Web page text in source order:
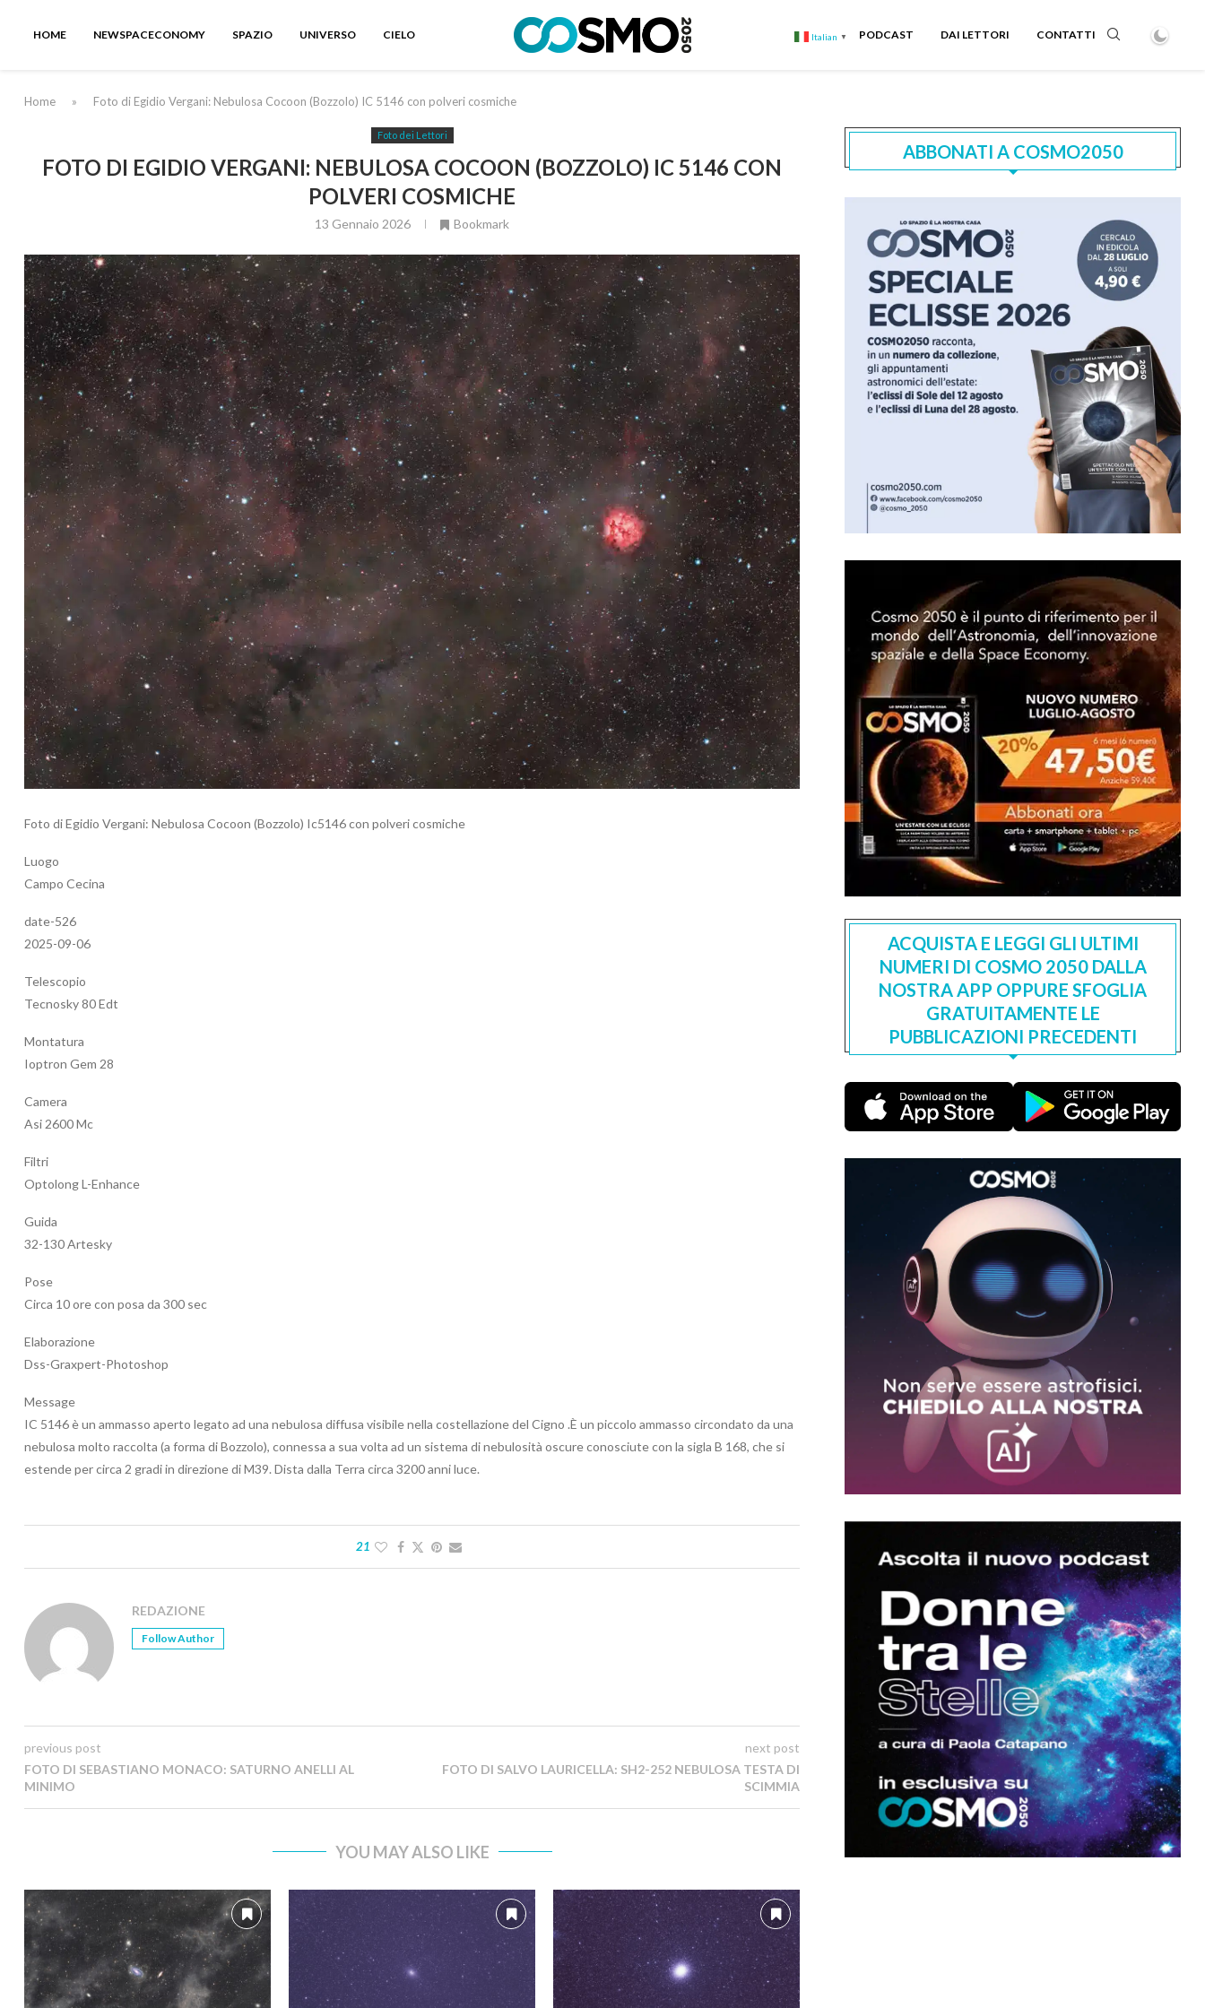
HOME NEWSPACECONOMY SPAZIO UNIVERSO CIELO Italian ▼ PODCAST DAI LETTORI CONTATTI
Home » Foto di Egidio Vergani: Nebulosa Cocoon (Bozzolo) IC 5146 con polveri cosmiche
Foto dei Lettori
FOTO DI EGIDIO VERGANI: NEBULOSA COCOON (BOZZOLO) IC 5146 CON
POLVERI COSMICHE
13 Gennaio 2026 Bookmark
Foto di Egidio Vergani: Nebulosa Cocoon (Bozzolo) Ic5146 con polveri cosmiche
Luogo
Campo Cecina
date-526
2025-09-06
Telescopio
Tecnosky 80 Edt
Montatura
Ioptron Gem 28
Camera
Asi 2600 Mc
Filtri
Optolong L-Enhance
Guida
32-130 Artesky
Pose
Circa 10 ore con posa da 300 sec
Elaborazione
Dss-Graxpert-Photoshop
Message
IC 5146 è un ammasso aperto legato ad una nebulosa diffusa visibile nella costellazione del Cigno .È un piccolo ammasso circondato da una
nebulosa molto raccolta (a forma di Bozzolo), connessa a sua volta ad un sistema di nebulosità oscure conosciute con la sigla B 168, che si
estende per circa 2 gradi in direzione di M39. Dista dalla Terra circa 3200 anni luce.
21
REDAZIONE
Follow Author
previous post
FOTO DI SEBASTIANO MONACO: SATURNO ANELLI AL
MINIMO
next post
FOTO DI SALVO LAURICELLA: SH2-252 NEBULOSA TESTA DI
SCIMMIA
YOU MAY ALSO LIKE
ABBONATI A COSMO2050
ACQUISTA E LEGGI GLI ULTIMI
NUMERI DI COSMO 2050 DALLA
NOSTRA APP OPPURE SFOGLIA
GRATUITAMENTE LE
PUBBLICAZIONI PRECEDENTI